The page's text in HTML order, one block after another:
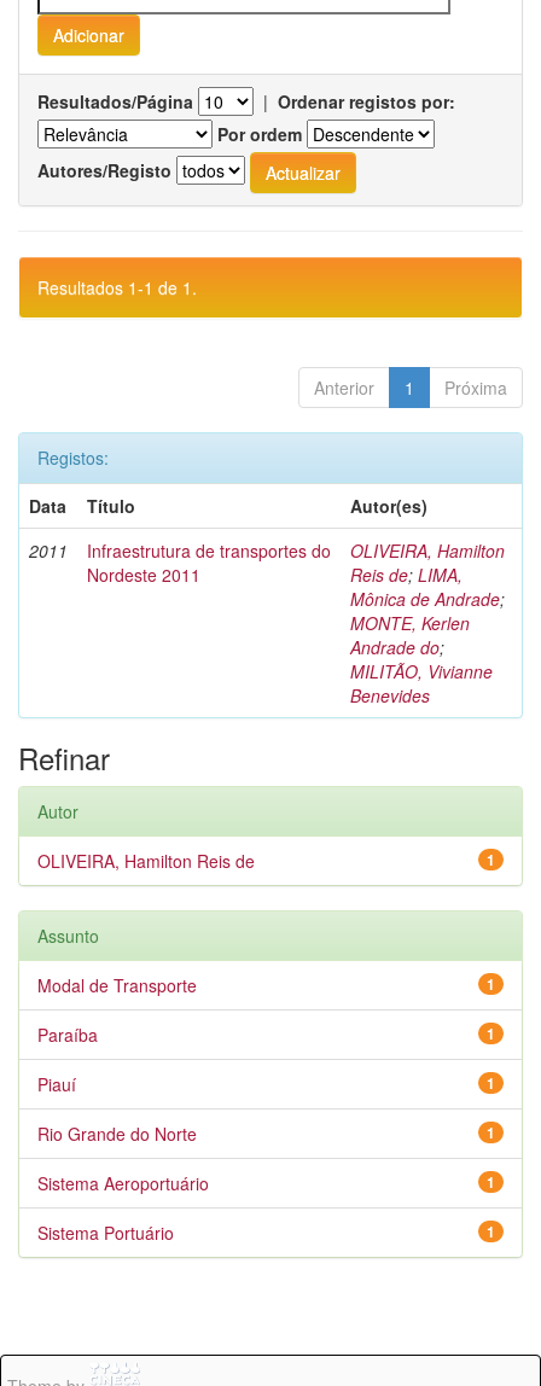
Resultados/Página | Ordenar registos por:
Por ordem
Autores/Registo
Resultados 1-1 de 1.
Anterior 1 Próxima
Registos:
Data
Título
Autor(es)
2011
Infraestrutura de transportes do
Nordeste 2011
OLIVEIRA, Hamilton
Reis de; LIMA,
Mônica de Andrade;
MONTE, Kerlen
Andrade do;
MILITÃO, Vivianne
Benevides
Refinar
Autor
1
OLIVEIRA, Hamilton Reis de
Assunto
1
Modal de Transporte
1
Paraíba
1
Piauí
1
Rio Grande do Norte
1
Sistema Aeroportuário
1
Sistema Portuário